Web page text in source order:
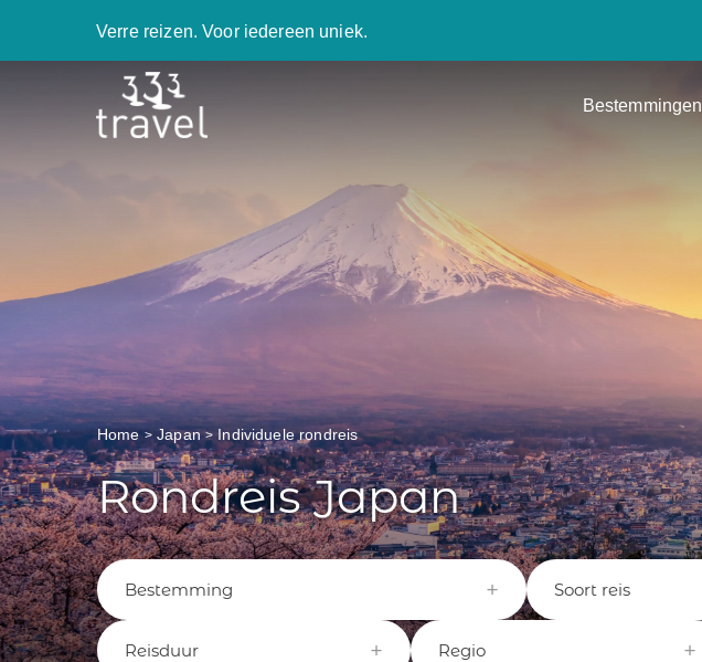
Verre reizen. Voor iedereen uniek.
Bestemmingen
Home Japan Individuele rondreis
Rondreis Japan
Bestemming Soort reis
Reisduur Regio